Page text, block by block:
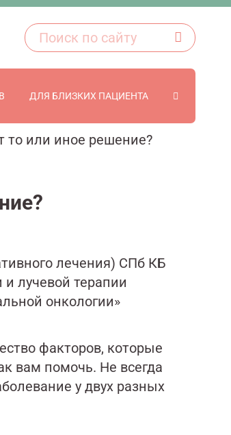
ДЛЯ БЛИЗКИХ ПАЦИЕНТА
то или иное решение?
лечения) СПб КБ
лучевой терапии
онкологии»
факторов, которые
вам помочь. Не всегда
у двух разных